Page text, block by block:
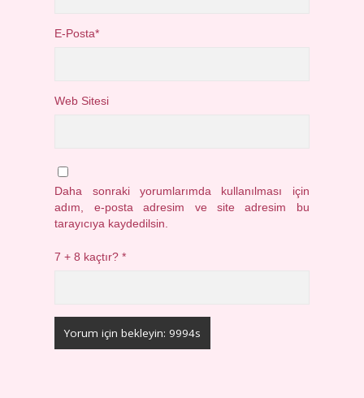
E-Posta*
Web Sitesi
Daha sonraki yorumlarımda kullanılması için
adım, e-posta adresim ve site adresim bu
tarayıcıya kaydedilsin.
7 + 8 kaçtır?*